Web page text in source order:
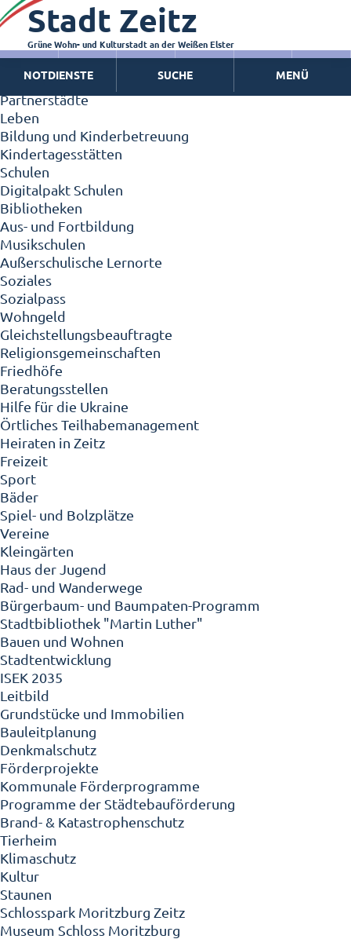
Zeitz - Die Kleinstadt
Willkommen in Zeitz!
Interview mit Oberbürgermeister Christian Thieme
Zeitz - Stadt der Zukunft
Ortschaften
Partnerstädte
Leben
Bildung und Kinderbetreuung
Kindertagesstätten
Schulen
Digitalpakt Schulen
Bibliotheken
Aus- und Fortbildung
Musikschulen
Außerschulische Lernorte
Soziales
Sozialpass
Wohngeld
Gleichstellungsbeauftragte
Religionsgemeinschaften
Friedhöfe
Beratungsstellen
Hilfe für die Ukraine
Örtliches Teilhabemanagement
Heiraten in Zeitz
Freizeit
Sport
Bäder
Spiel- und Bolzplätze
Vereine
Kleingärten
Haus der Jugend
Rad- und Wanderwege
Bürgerbaum- und Baumpaten-Programm
Stadtbibliothek "Martin Luther"
Bauen und Wohnen
Stadtentwicklung
ISEK 2035
Leitbild
Grundstücke und Immobilien
Bauleitplanung
Denkmalschutz
Förderprojekte
Kommunale Förderprogramme
Programme der Städtebauförderung
Brand- & Katastrophenschutz
Tierheim
Klimaschutz
Kultur
Staunen
Schlosspark Moritzburg Zeitz
Museum Schloss Moritzburg
Stadt Zeitz
Grüne Wohn- und Kulturstadt an der Weißen Elster
NOTDIENSTE SUCHE MENÜ